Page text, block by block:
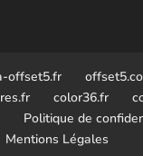
offset5.fr
color36.fr
Politique de
Mentions Légales